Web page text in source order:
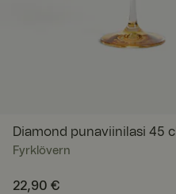
Diamond punaviinilasi 45 cl
Fyrklövern
Hinta:22,90 €
22,90 €